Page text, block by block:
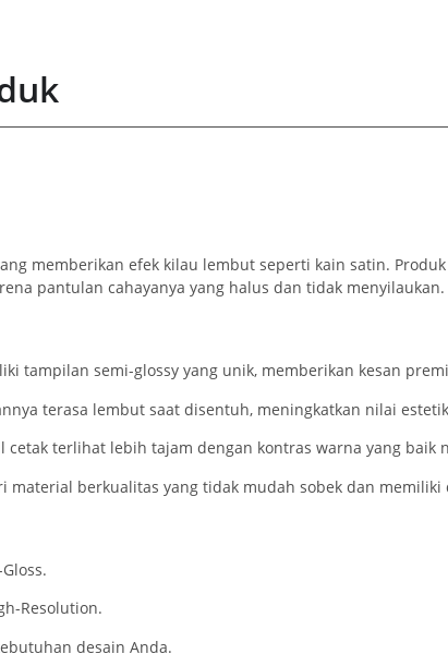
memberikan efek kilau lembut seperti kain satin.
pantulan cahayanya yang halus dan tidak menyilaukan.
tampilan semi-glossy yang unik, memberikan kesan
terasa lembut saat disentuh, meningkatkan nilai
cetak terlihat lebih tajam dengan kontras warna yang
material berkualitas yang tidak mudah sobek dan
Resolution.
desain Anda.